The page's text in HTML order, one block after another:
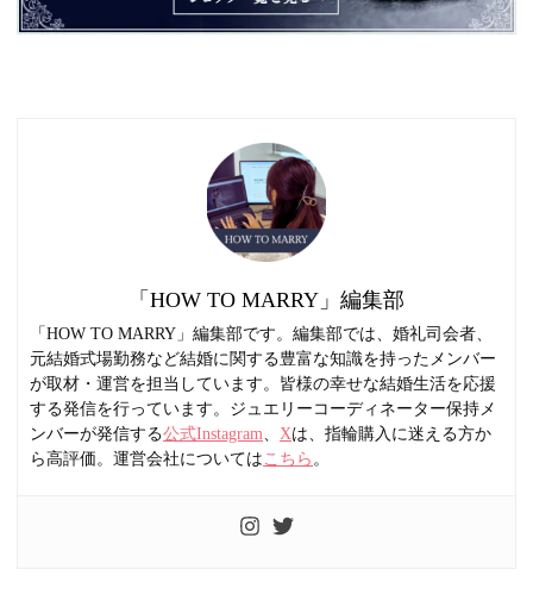
「HOW TO MARRY」編集部
「HOW TO MARRY」編集部です。編集部では、婚礼司会者、
元結婚式場勤務など結婚に関する豊富な知識を持ったメンバー
が取材・運営を担当しています。皆様の幸せな結婚生活を応援
する発信を行っています。ジュエリーコーディネーター保持メ
ンバーが発信する公式Instagram、 Xは、指輪購入に迷える方か
ら高評価。運営会社については こちら 。